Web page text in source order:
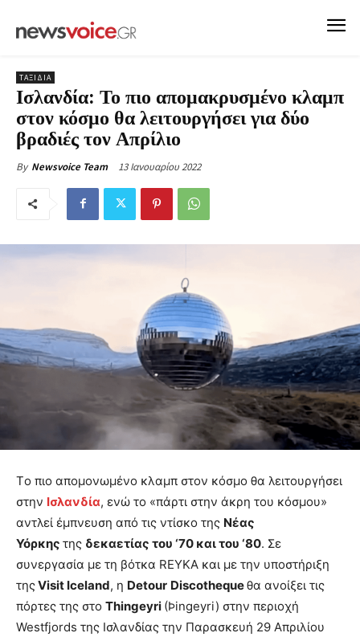
ΤΑΞΙΔΙΑ
Ισλανδία: Το πιο απομακρυσμένο κλαμπ
στον κόσμο θα λειτουργήσει για δύο
βραδιές τον Απρίλιο
By Newsvoice Team 13 Ιανουαρίου 2022
Tο πιο απομονωμένο κλαμπ στον κόσμο θα λειτουργήσει
στην Ισλανδία, ενώ το «πάρτι στην άκρη του κόσμου»
αντλεί έμπνευση από τις ντίσκο της Νέας
Υόρκης της δεκαετίας του ‘70 και του ‘80. Σε
συνεργασία με τη βότκα REYKA και με την υποστήριξη
τηςVisit Iceland, η Detour Discothequeθα ανοίξει τις
πόρτες της στο Thingeyri (Þingeyri) στην περιοχή
Westfjords της Ισλανδίας την Παρασκευή 29 Απριλίου